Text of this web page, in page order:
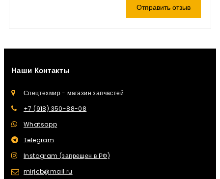
Отправить отзыв
Наши Контакты
Спецтехмир - магазин запчастей
+7 (918) 350-88-08
Whatsapp
Telegram
Instagram (запрещен в РФ)
mirjcb@mail.ru